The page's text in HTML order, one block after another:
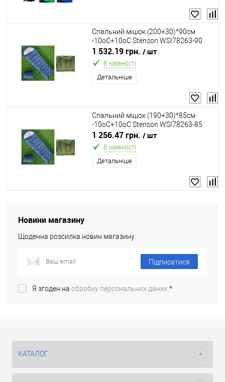
Спальний мішок (200+30)*90см
-10оС+10оС Stenson WSI78263-90
1 532.19 грн. / шт
В наявності
Детальніше
Спальний мішок (190+30)*85см
-10оС+10оС Stenson WSI78263-85
1 256.47 грн. / шт
В наявності
Детальніше
Новини магазину
Щоденна розсилка новин магазину.
Підписатися
Я згоден на обробку персональних даних.*
КАТАЛОГ